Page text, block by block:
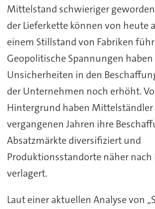
Mittelstand schwieriger
der Lieferkette können von heute
einem Stillstand von Fabriken
Geopolitische Spannungen haben
Unsicherheiten in den
der Unternehmen noch erhöht.
Hintergrund haben Mittelständler
vergangenen Jahren ihre
Absatzmärkte diversifiziert und
Produktionsstandorte näher nach
verlagert.
Laut einer aktuellen Analyse von